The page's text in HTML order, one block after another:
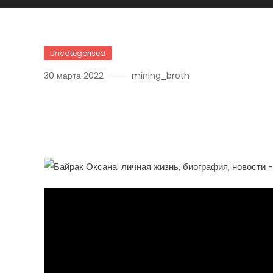
Uncategorised
30 марта 2022 mining_broth